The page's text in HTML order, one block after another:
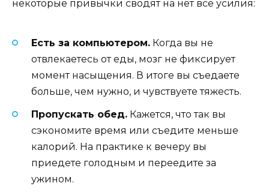
некоторые привычки сводят на нет все усилия:
Есть за компьютером. Когда вы не
отвлекаетесь от еды, мозг не фиксирует
момент насыщения. В итоге вы съедаете
больше, чем нужно, и чувствуете тяжесть.
Пропускать обед. Кажется, что так вы
сэкономите время или съедите меньше
калорий. На практике к вечеру вы
приедете голодным и переедите за
ужином.